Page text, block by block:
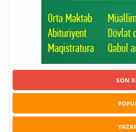
SON